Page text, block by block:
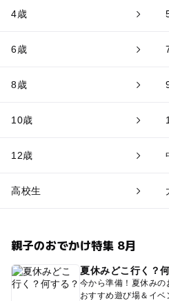
4歳
6歳
8歳
10歳
12歳
高校生
親子のおでかけ特集 8月
夏休みどこ行く？
今から準備！夏休みの
おすすめ遊び場＆イベ